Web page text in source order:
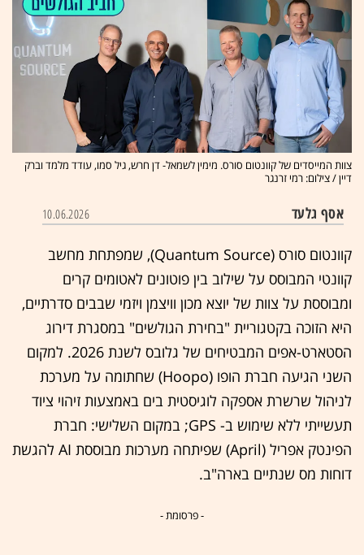
צוות המייסדים של קוונטום סורס. מימין לשמאל- דן חרש, גיל סמו, עודד מלמד וברק
דיין / צילום: רמי זרנגר
אסף גלעד 10.06.2026
קוונטום סורס (Quantum Source), שמפתחת מחשב
קוונטי המבוסס על שילוב בין פוטונים לאטומים קרים
ומבוססת על צוות של יוצא מכון וויצמן ויזמי שבבים סדרתיים,
היא הזוכה בקטגוריית "בחירת הגולשים" במסגרת דירוג
הסטארט-אפים המבטיחים של גלובס לשנת 2026. למקום
השני הגיעה חברת הופו (Hoopo) שחתומה על מערכת
לניהול שרשרת אספקה לוגיסטית בים באמצעות זיהוי ציוד
תעשייתי ללא שימוש ב- GPS; במקום השלישי: חברת
הפינטק אפריל (April) שפיתחה מערכות מבוססת AI להגשת
דוחות מס שנתיים בארה"ב.
- פרסומת -